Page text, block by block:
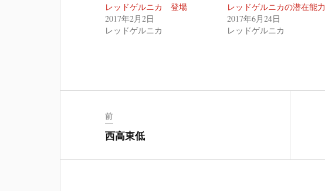
t
t
e
r
で
ウ
で
開
き
す
共
有
す
る
て
(
新
し
ウ
レッドゲルニカ 登場
2017年2月2日
レッドゲルニカ
レッドゲルニカの潜在能力
2017年6月24日
レッドゲルニカ
前
西高東低